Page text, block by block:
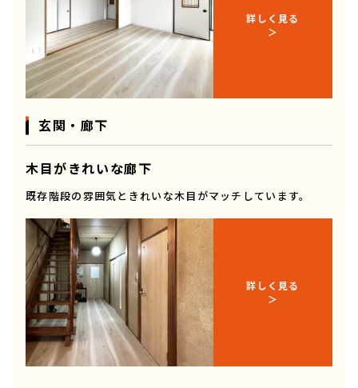
詳しく見る
玄関・廊下
木目がきれいな廊下
既存階段の雰囲気ときれいな木目がマッチしています。
詳しく見る